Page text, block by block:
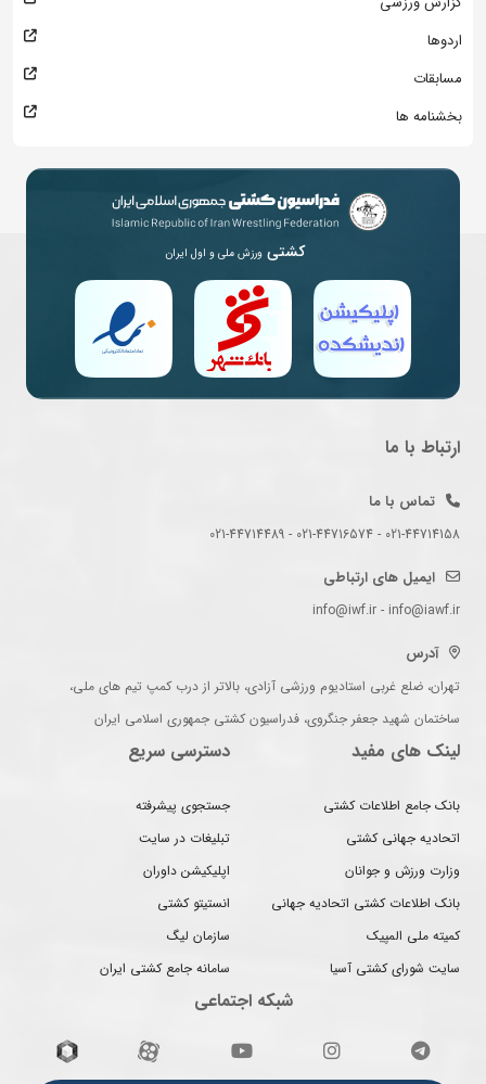
اردوها
مسابقات
بخشنامه ها
کشتی ورزش ملی و اول ایران
ارتباط با ما
تماس با ما
021-44714158 - 021-44716574 - 021-44714489
ایمیل های ارتباطی
info@iwf.ir - info@iawf.ir
آدرس
تهران، ضلع غربی استادیوم ورزشی آزادی، بالاتر از درب کمپ تیم های ملی،
ساختمان شهید جعفر جنگروی، فدراسیون کشتی جمهوری اسلامی ایران
لینک های مفید
بانک جامع اطلاعات کشتی
اتحادیه جهانی کشتی
وزارت ورزش و جوانان
بانک اطلاعات کشتی اتحادیه جهانی
کمیته ملی المپیک
سایت شورای کشتی آسیا
دسترسی سریع
جستجوی پیشرفته
تبلیغات در سایت
اپلیکیشن داوران
انستیتو کشتی
سازمان لیگ
سامانه جامع کشتی ایران
شبکه اجتماعی